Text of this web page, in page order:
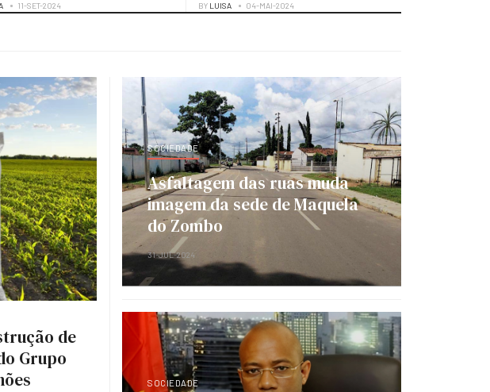
11-SET-2024 BY LUISA 04-MAI-2024
Grupo
SOCIEDADE
Asfaltagem das ruas muda
imagem da sede de Maquela
do Zombo
31-JUL-2024
SOCIEDADE